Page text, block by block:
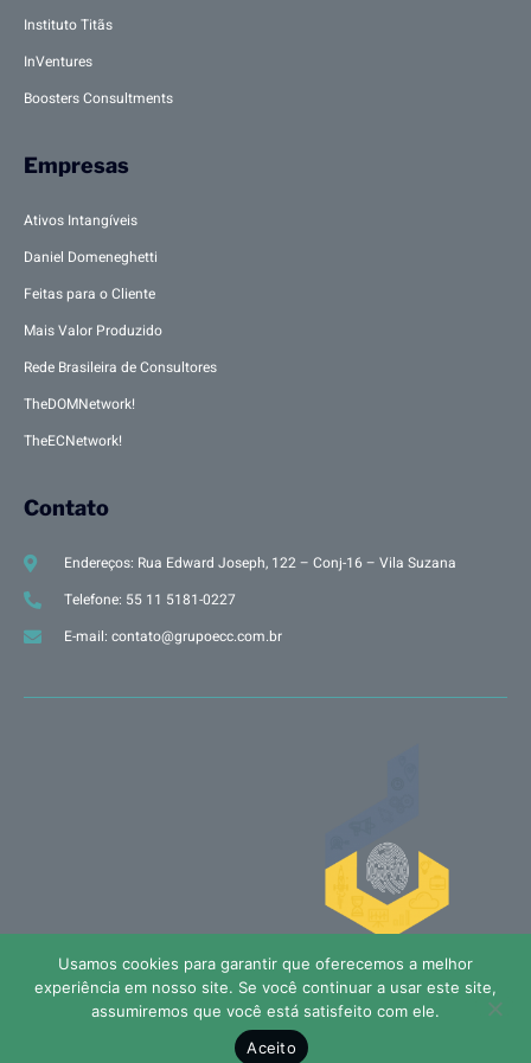
Instituto Titãs
InVentures
Boosters Consultments
Empresas
Ativos Intangíveis
Daniel Domeneghetti
Feitas para o Cliente
Mais Valor Produzido
Rede Brasileira de Consultores
TheDOMNetwork!
TheECNetwork!
Contato
Endereços: Rua Edward Joseph, 122 – Conj-16 – Vila Suzana
Telefone: 55 11 5181-0227
E-mail: contato@grupoecc.com.br
Todos os direitos reservados © Grupo ECC - 2005/2025
Políticas de privacidade
Usamos cookies para garantir que oferecemos a melhor
experiência em nosso site. Se você continuar a usar este site,
assumiremos que você está satisfeito com ele.
Aceito